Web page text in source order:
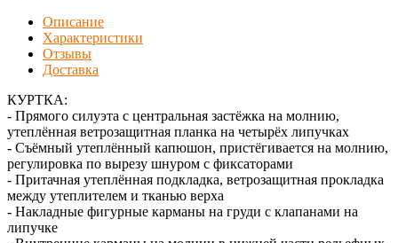
Описание
Характеристики
Отзывы
Доставка
КУРТКА:
- Прямого силуэта с центральная застёжка на молнию,
утеплённая ветрозащитная планка на четырёх липучках
- Съёмный утеплённый капюшон, пристёгивается на молнию,
регулировка по вырезу шнуром с фиксаторами
- Притачная утеплённая подкладка, ветрозащитная прокладка
между утеплителем и тканью верха
- Накладные фигурные карманы на груди с клапанами на
липучке